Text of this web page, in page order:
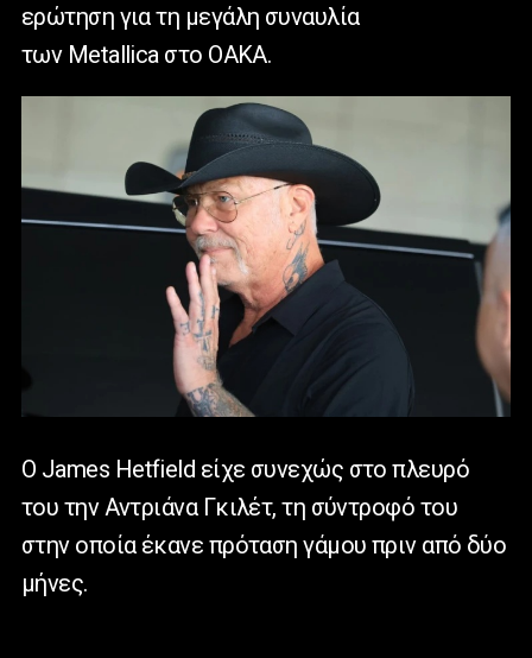
ερώτηση για τη μεγάλη συναυλία
των Metallica στο ΟΑΚΑ.
Ο James Hetfield είχε συνεχώς στο πλευρό
του την Αντριάνα Γκιλέτ, τη σύντροφό του
στην οποία έκανε πρόταση γάμου πριν από δύο
μήνες.